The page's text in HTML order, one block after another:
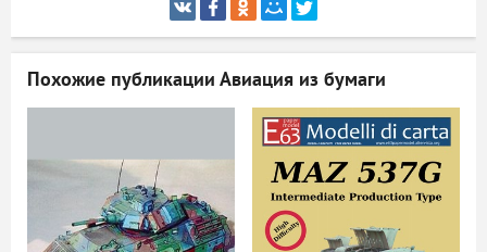
Похожие публикации Авиация из бумаги